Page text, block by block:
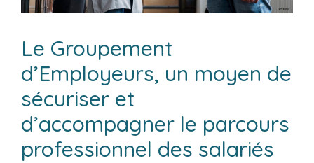
Le Groupement
d’Employeurs, un moyen de
sécuriser et
d’accompagner le parcours
professionnel des salariés